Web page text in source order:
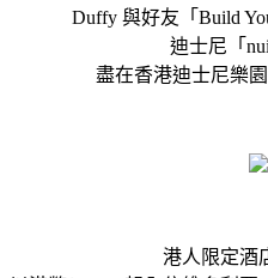
Duffy 與好友「Build
迪士尼「
盡在香港迪士尼樂
港人限定酒